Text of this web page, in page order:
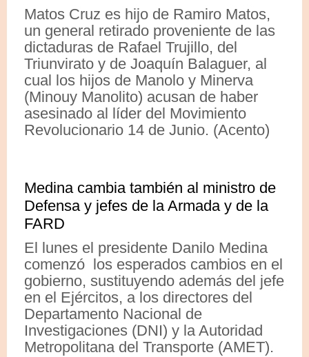
Matos Cruz es hijo de Ramiro Matos,
un general retirado proveniente de las
dictaduras de Rafael Trujillo, del
Triunvirato y de Joaquín Balaguer, al
cual los hijos de Manolo y Minerva
(Minouy Manolito) acusan de haber
asesinado al líder del Movimiento
Revolucionario 14 de Junio. (Acento)
Medina cambia también al ministro de
Defensa y jefes de la Armada y de la
FARD
El lunes el presidente Danilo Medina
comenzó los esperados cambios en el
gobierno, sustituyendo además del jefe
en el Ejércitos, a los directores del
Departamento Nacional de
Investigaciones (DNI) y la Autoridad
Metropolitana del Transporte (AMET).